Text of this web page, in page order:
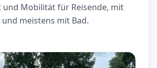
Mobilität für Reisende, mit
meistens mit Bad.